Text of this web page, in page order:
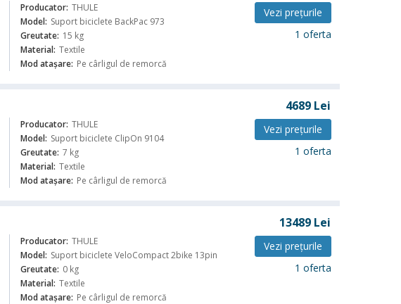
Producator: THULE
Model: Suport biciclete BackPac 973
Greutate: 15 kg
Material: Textile
Mod atașare: Pe cârligul de remorcă
Vezi preţurile
1 oferta
Producator: THULE
Model: Suport biciclete ClipOn 9104
Greutate: 7 kg
Material: Textile
Mod atașare: Pe cârligul de remorcă
4689 Lei
Vezi preţurile
1 oferta
Producator: THULE
Model: Suport biciclete VeloCompact 2bike 13pin
Greutate: 0 kg
Material: Textile
Mod atașare: Pe cârligul de remorcă
13489 Lei
Vezi preţurile
1 oferta